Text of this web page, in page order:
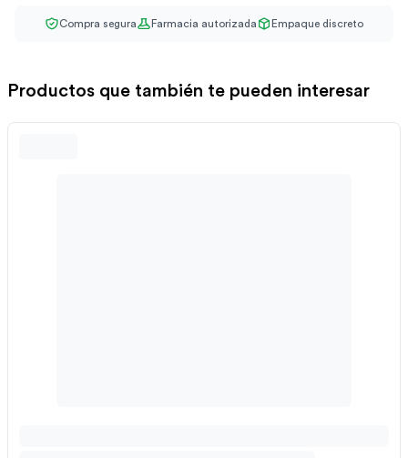
Compra segura Farmacia autorizada Empaque discreto
Productos que también te pueden interesar